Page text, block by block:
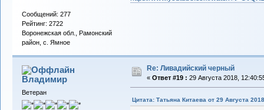
Сообщений: 277
Рейтинг: 2722
Воронежская обл., Рамонский
район, с. Ямное
Владимиp
Ветеран
Re: Ливадийский черный
« Ответ #19 : 29 Августа 2018,
Цитата: Татьяна Китаева от 29 Августа